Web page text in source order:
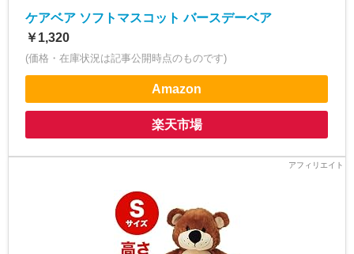
ケアベア ソフトマスコット バースデーベア
￥1,320
(価格・在庫状況は記事公開時点のものです)
Amazon
楽天市場